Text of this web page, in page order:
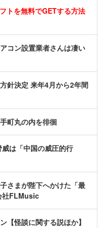
トを無料でGETする方法
コン設置業者さんは凄い
針決定 来年4月から2年間
町丸の内を徘徊
威は「中国の威圧的行
さまが陛下へかけた「最
社FLMusic
【怪談に関する説ほか】